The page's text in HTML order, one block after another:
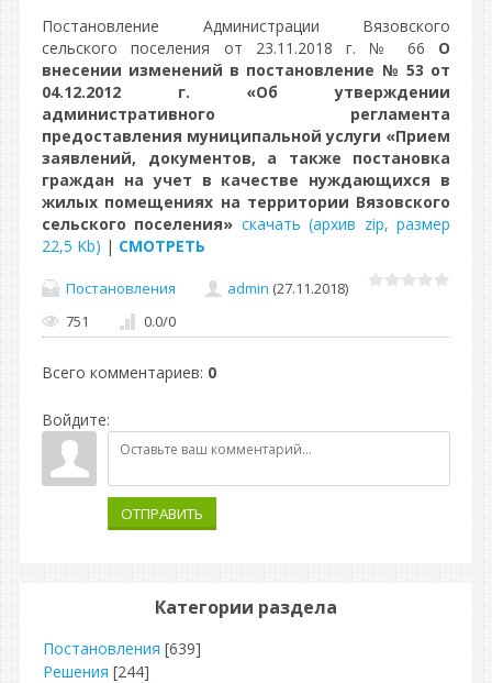
Постановление Администрации Вязовского
сельского поселения от 23.11.2018 г. № 66 О
внесении изменений в постановление № 53 от
04.12.2012 г. «Об утверждении
административного регламента
предоставления муниципальной услуги «Прием
заявлений, документов, а также постановка
граждан на учет в качестве нуждающихся в
жилых помещениях на территории Вязовского
сельского поселения» скачать (архив zip, размер
22,5 Kb) | СМОТРЕТЬ
Постановления admin (27.11.2018)
751
0.0/0
Всего комментариев: 0
Войдите:
ОТПРАВИТЬ
Категории раздела
Постановления [639]
Решения [244]